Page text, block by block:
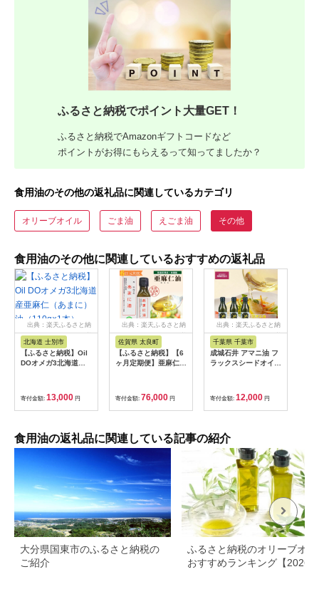
ふるさと納税でポイント大量GET！
ふるさと納税でAmazonギフトコードなど
ポイントがお得にもらえるって知ってましたか？
食用油のその他の返礼品に関連しているカテゴリ
オリーブオイル ごま油 えごま油 その他
食用油のその他に関連しているおすすめの返礼品
出典：楽天ふるさと納
税
北海道 士別市
【ふるさと納税】Oil
DOオメガ3北海道産
寄付金額: 13,000 円
出典：楽天ふるさと納
税
佐賀県 太良町
【ふるさと納税】【6
ヶ月定期便】亜麻仁油
イル 健康食品 オメガ
3 脂肪酸 新鮮 定期 セ
ット 詰め合わせ 佐賀
寄付金額: 76,000 円
出典：楽天ふるさと納
税
千葉県 千葉市
成城石井 アマニ油 フ
ラックスシードオイル
ッシング オイル 油
】 【 アマニオイル
ドレッシング オイル
寄付金額: 12,000 円
食用油の返礼品に関連している記事の紹介
大分県国東市のふるさと納税の
ご紹介
ふるさと納税のオリーブオイ
おすすめランキング【2026